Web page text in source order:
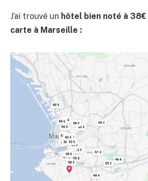
J’ai trouvé un hôtel bien noté à
carte à Marseille :